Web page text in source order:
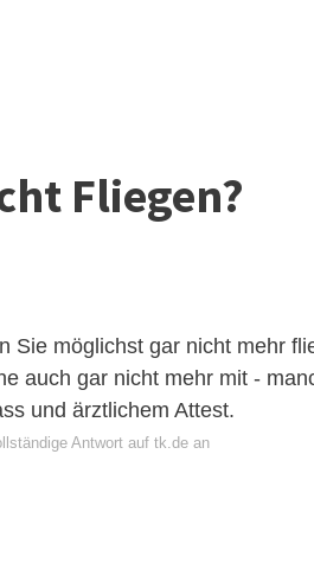
Fliegen?
Sie möglichst gar nicht mehr
auch gar nicht mehr mit -
und ärztlichem Attest.
Antwort auf tk.de an